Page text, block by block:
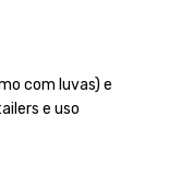
com luvas) e
e uso